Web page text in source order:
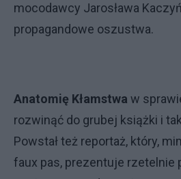
mocodawcy Jarosława
propagandowe oszustwa.
Anatomię Kłamstwa w
rozwinąć do grubej książki i
Powstał też reportaż, który,
faux pas, prezentuje rzetelnie